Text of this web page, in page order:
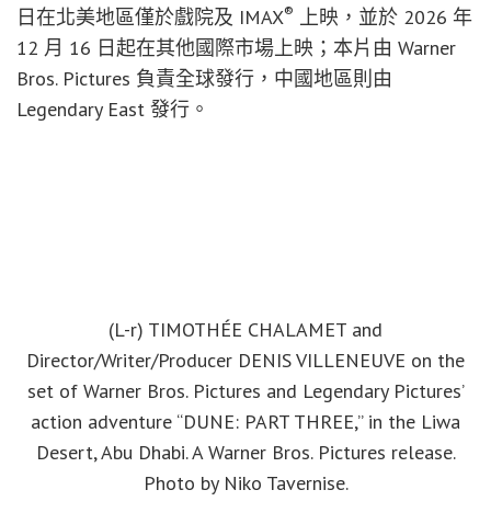
日在北美地區僅於戲院及 IMAX® 上映，並於 2026 年
12 月 16 日起在其他國際市場上映；本片由 Warner
Bros. Pictures 負責全球發行，中國地區則由
Legendary East 發行。
(L-r) TIMOTHÉE CHALAMET and
Director/Writer/Producer DENIS VILLENEUVE on the
set of Warner Bros. Pictures and Legendary Pictures’
action adventure “DUNE: PART THREE,” in the Liwa
Desert, Abu Dhabi. A Warner Bros. Pictures release.
Photo by Niko Tavernise.